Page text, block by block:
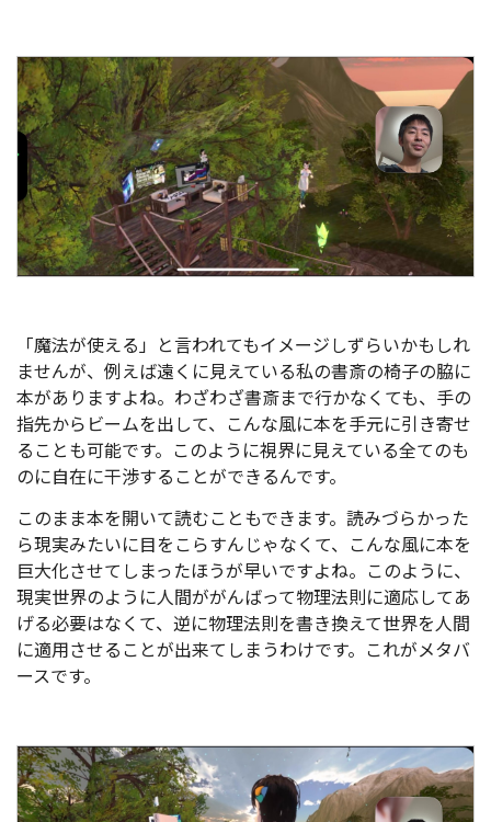
「魔法が使える」と言われてもイメージしずらいかもしれ
ませんが、例えば遠くに見えている私の書斎の椅子の脇に
本がありますよね。わざわざ書斎まで行かなくても、手の
指先からビームを出して、こんな風に本を手元に引き寄せ
ることも可能です。このように視界に見えている全てのも
のに自在に干渉することができるんです。
このまま本を開いて読むこともできます。読みづらかった
ら現実みたいに目をこらすんじゃなくて、こんな風に本を
巨大化させてしまったほうが早いですよね。このように、
現実世界のように人間ががんばって物理法則に適応してあ
げる必要はなくて、逆に物理法則を書き換えて世界を人間
に適用させることが出来てしまうわけです。これがメタバ
ースです。